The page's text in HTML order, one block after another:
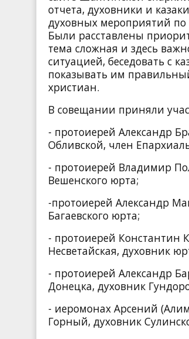
отчета, духовники и
духовных мероприятий по
Были расставлены
тема сложная и здесь
ситуацией, беседовать с
показывать им
христиан.
В совещании приняли
- протоиерей Александр
Обливской, член
- протоиерей Владимир
Вешенского юрта;
-протоиерей Александр
Багаевского юрта;
- протоиерей Константин
Несветайская, духовник
- протоиерей Александр
Донецка, духовник
- иеромонах Арсений
Горный, духовник